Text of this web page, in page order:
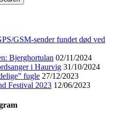
GSM-sender fundet død ved
Bjerghortulan 02/11/2024
i Haurvig 31/10/2024
fugle 27/12/2023
Festival 2023 12/06/2023